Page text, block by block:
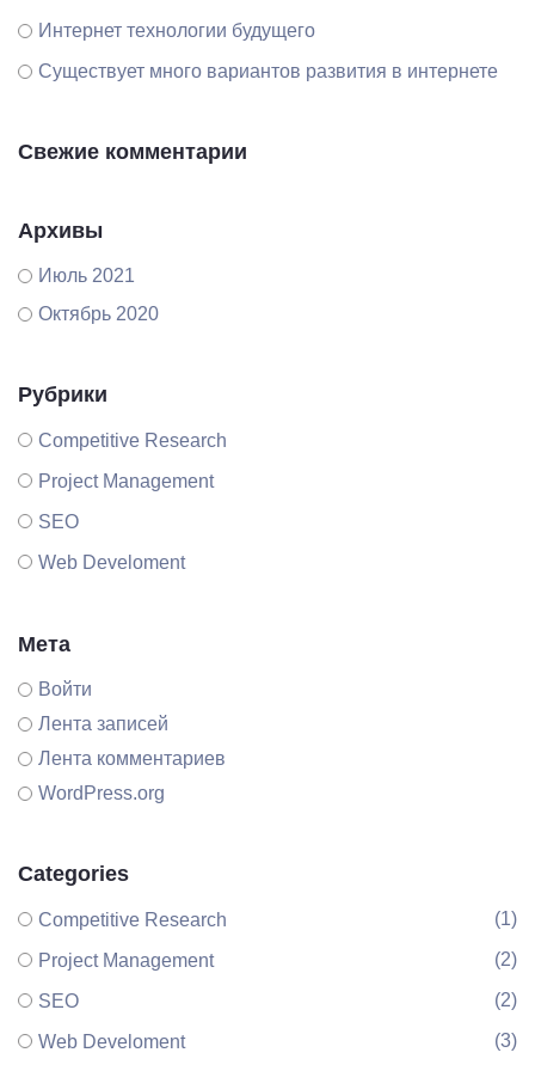
Интернет технологии будущего
Существует много вариантов развития в интернете
Свежие комментарии
Архивы
Июль 2021
Октябрь 2020
Рубрики
Competitive Research
Project Management
SEO
Web Develoment
Мета
Войти
Лента записей
Лента комментариев
WordPress.org
Categories
Competitive Research (1)
Project Management (2)
SEO (2)
Web Develoment (3)